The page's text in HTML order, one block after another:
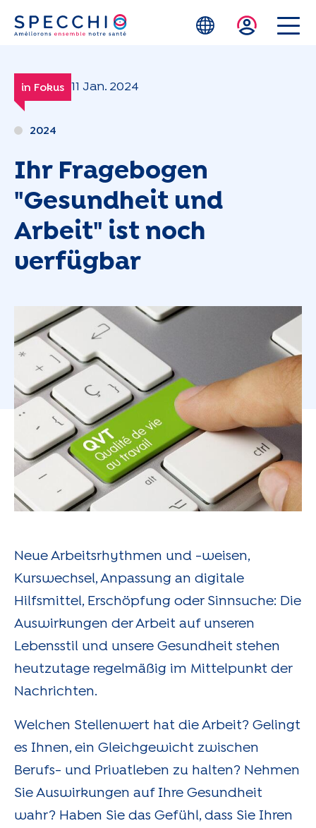
Zum Hauptinhalt springen
in Fokus 11 Jan. 2024
2024
Ihr Fragebogen
"Gesundheit und
Arbeit" ist noch
verfügbar
Neue Arbeitsrhythmen und -weisen,
Kurswechsel, Anpassung an digitale
Hilfsmittel, Erschöpfung oder Sinnsuche: Die
Auswirkungen der Arbeit auf unseren
Lebensstil und unsere Gesundheit stehen
heutzutage regelmäßig im Mittelpunkt der
Nachrichten.
Welchen Stellenwert hat die Arbeit? Gelingt
es Ihnen, ein Gleichgewicht zwischen
Berufs- und Privatleben zu halten? Nehmen
Sie Auswirkungen auf Ihre Gesundheit
wahr? Haben Sie das Gefühl, dass Sie Ihren